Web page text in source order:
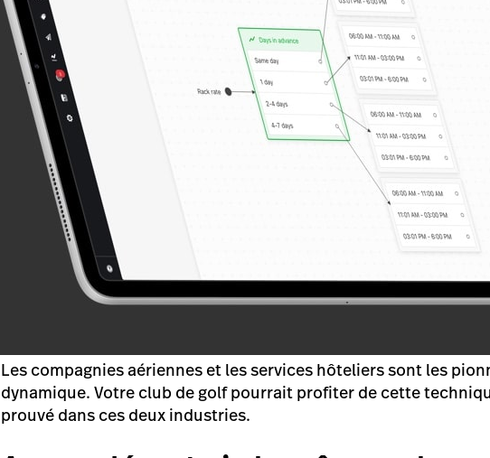
Les compagnies aériennes et les services hôteliers sont les
dynamique. Votre club de golf pourrait profiter de cette
prouvé dans ces deux industries.